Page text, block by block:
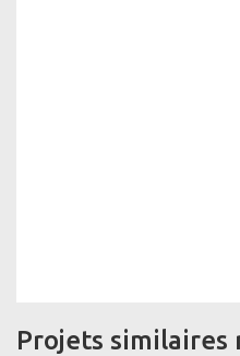
Projets similaires